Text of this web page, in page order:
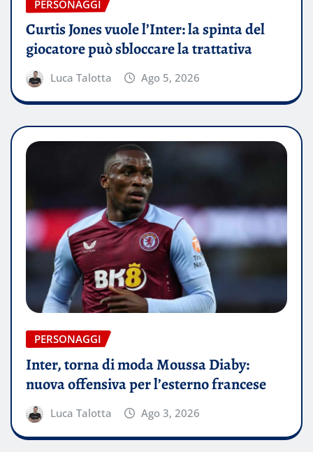
PERSONAGGI
Curtis Jones vuole l’Inter: la spinta del
giocatore può sbloccare la trattativa
Luca Talotta Ago 5, 2026
PERSONAGGI
Inter, torna di moda Moussa Diaby:
nuova offensiva per l’esterno francese
Luca Talotta Ago 3, 2026